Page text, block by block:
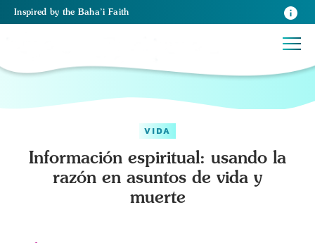
Inspired by the Baha’i Faith
VIDA
Información espiritual: usando la
razón en asuntos de vida y
muerte